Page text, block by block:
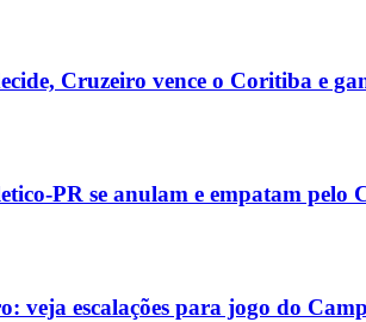
Cruzeiro vence o Coritiba e
PR se anulam e empatam pelo
veja escalações para jogo do